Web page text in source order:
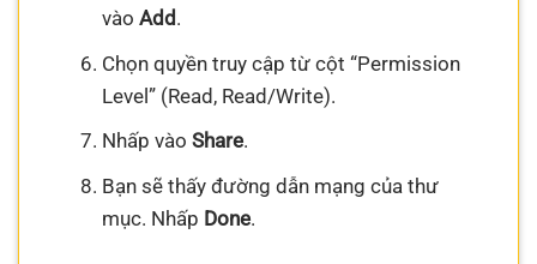
vào Add .
Chọn quyền truy cập từ cột “Permission
Level” (Read, Read/Write).
Nhấp vào Share.
Bạn sẽ thấy đường dẫn mạng của thư
mục. Nhấp Done.